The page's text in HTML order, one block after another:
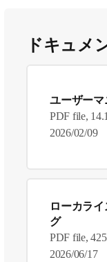
ドキュメ
ユーザーマ
PDF file,
2026/02/09
ローカラ
グ
PDF file,
2026/06/17